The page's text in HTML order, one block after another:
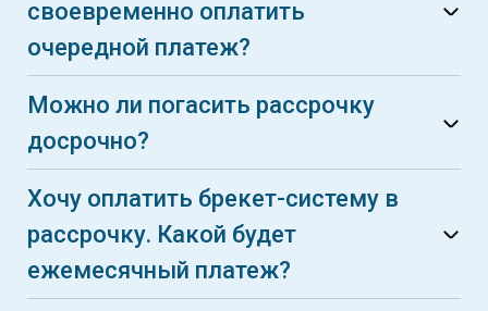
своевременно оплатить
очередной платеж?
Можно ли погасить рассрочку
досрочно?
Хочу оплатить брекет-систему в
рассрочку. Какой будет
ежемесячный платеж?